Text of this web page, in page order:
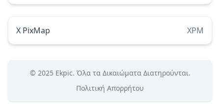
X PixMap XPM
© 2025 Ekpic. Όλα τα Δικαιώματα Διατηρούνται.
Πολιτική Απορρήτου